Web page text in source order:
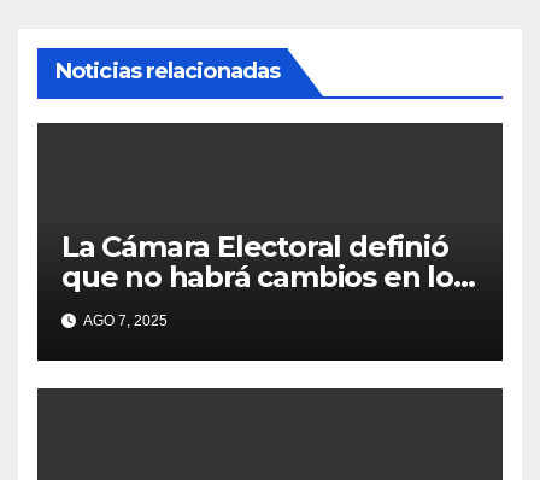
Noticias relacionadas
La Cámara Electoral definió
que no habrá cambios en los
lugares de votación en La
Matanza
AGO 7, 2025